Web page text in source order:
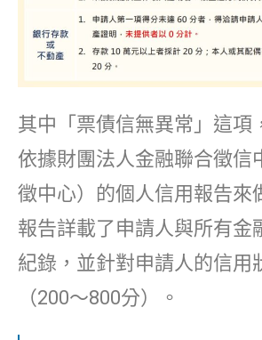
其中「票債信無異常」這項
依據財團法人金融聯合徵信
徵中心）的個人信用報告來
報告詳載了申請人與所有金
紀錄，並針對申請人的信用
（200～800分）。